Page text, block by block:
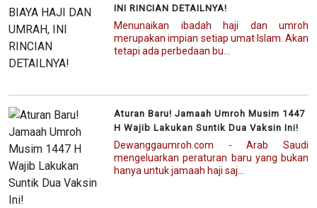
INI RINCIAN DETAILNYA!
Menunaikan ibadah haji dan umroh
merupakan impian setiap umat Islam. Akan
tetapi ada perbedaan bu...
Aturan Baru! Jamaah Umroh Musim 1447
H Wajib Lakukan Suntik Dua Vaksin Ini!
Dewanggaumroh.com - Arab Saudi
mengeluarkan peraturan baru yang bukan
hanya untuk jamaah haji saj...